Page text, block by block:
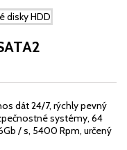
dát 24/7, rýchly pevný
systémy, 64
/ s, 5400 Rpm, určený